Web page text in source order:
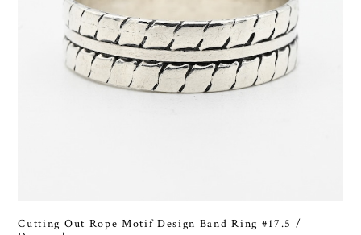
Cutting Out Rope Motif Design Band Ring #17.5 /